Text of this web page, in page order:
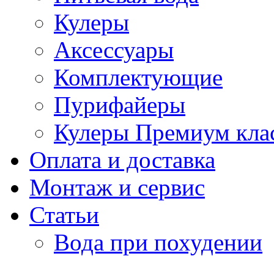
Кулеры
Аксессуары
Комплектующие
Пурифайеры
Кулеры Премиум
Оплата и доставка
Монтаж и сервис
Статьи
Вода при похудении